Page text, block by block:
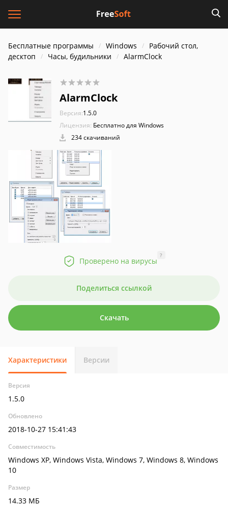
Бесплатные программы Windows
Рабочий стол,
десктоп
Часы, будильники AlarmClock
AlarmClock
Версия:1.5.0
Лицензия: Бесплатно для Windows
234 скачиваний
Проверено на вирусы
?
Поделиться ссылкой
Скачать
Характеристики Версии
Версия
1.5.0
Обновлено
2018-10-27 15:41:43
Совместимость
Windows XP, Windows Vista, Windows 7, Windows 8, Windows
10
Размер
14.33 МБ